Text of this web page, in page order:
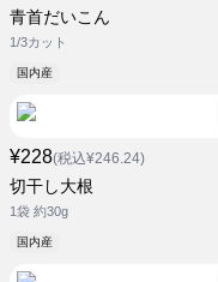
青首だいこん
1/3カット
国内産
¥228(税込¥246.24)
切干し大根
1袋 約30g
国内産